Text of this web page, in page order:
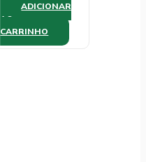
ADICIONAR
AO
CARRINHO